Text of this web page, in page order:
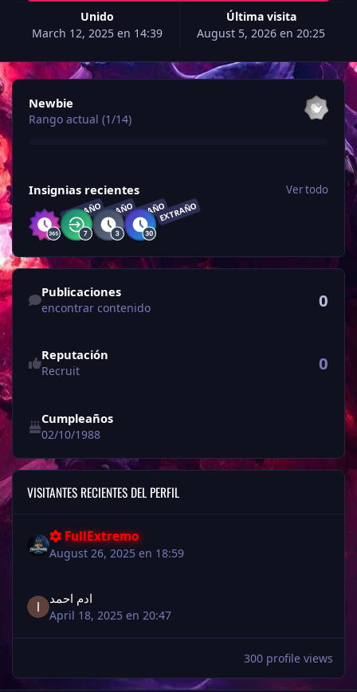
Unido
March 12, 2025 en 14:39
Última visita
August 5, 2026 en 20:25
Ver todo
Newbie
Rango actual (1/14)
Insignias recientes Ver todo
EXTRAÑOEXTRAÑOEXTRAÑOEXTRAÑO
encontrar contenido
Publicaciones
encontrar contenido 0
Reputación
Recruit 0
Cumpleaños
02/10/1988
VISITANTES RECIENTES DEL PERFIL
FullExtremo
August 26, 2025 en 18:59
ادم احمد
April 18, 2025 en 20:47
300 profile views